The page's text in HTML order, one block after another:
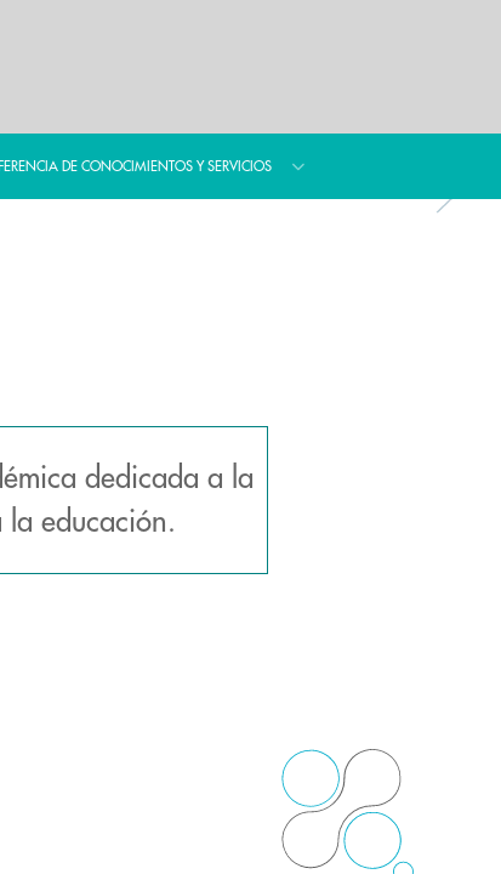
DE CONOCIMIENTOS Y SERVICIOS
dedicada a la
la educación.